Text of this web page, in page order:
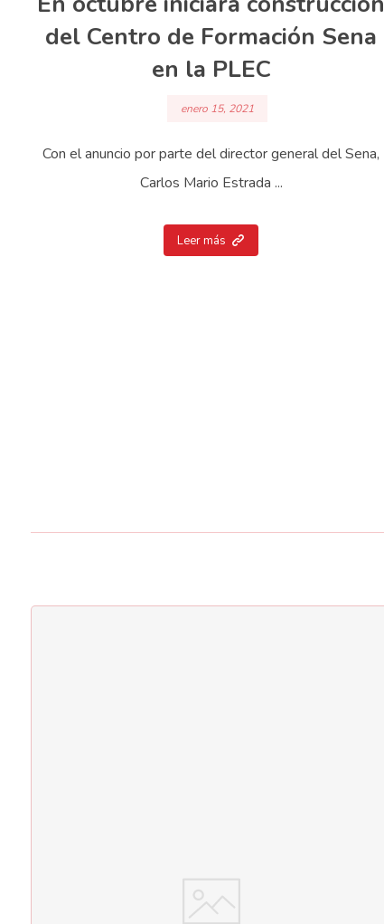
del Centro de Formación Sena
en la PLEC
enero 15, 2021
Con el anuncio por parte del director general del Sena,
Carlos Mario Estrada ...
Leer más